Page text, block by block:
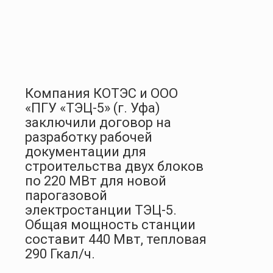
Компания КОТЭС и ООО
«ПГУ «ТЭЦ-5» (г. Уфа)
заключили договор на
разработку рабочей
документации для
строительства двух блоков
по 220 МВт для новой
парогазовой
электростанции ТЭЦ-5.
Общая мощность станции
составит 440 Мвт, тепловая
290 Гкал/ч.